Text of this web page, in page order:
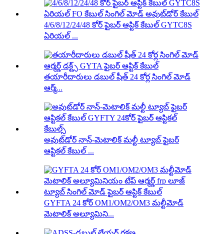
4/6/8/12/24/48 కోర్ ఫైబర్ ఆప్టిక్ కేబుల్ GYTC8S
ఏరియల్ ...
తయారీదారులు డబుల్ షీత్ 24 కోర్ల సింగిల్ మోడ్
ఆర్మ్...
అవుట్‌డోర్ నాన్-మెటాలిక్ మల్టీ ట్యూబ్ ఫైబర్
ఆప్టికల్ కేబుల్ ...
GYFTA 24 కోర్ OM1/OM2/OM3 మల్టీమోడ్
మెటాలిక్ అల్యూమిని...